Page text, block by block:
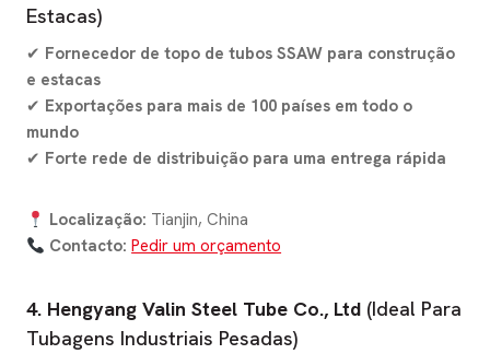
Estacas)
✔ Fornecedor de topo de tubos SSAW para construção
e estacas
✔ Exportações para mais de 100 países em todo o
mundo
✔ Forte rede de distribuição para uma entrega rápida
Localização: Tianjin, China
Contacto: Pedir um orçamento
4. Hengyang Valin Steel Tube Co., Ltd (Ideal Para
Tubagens Industriais Pesadas)